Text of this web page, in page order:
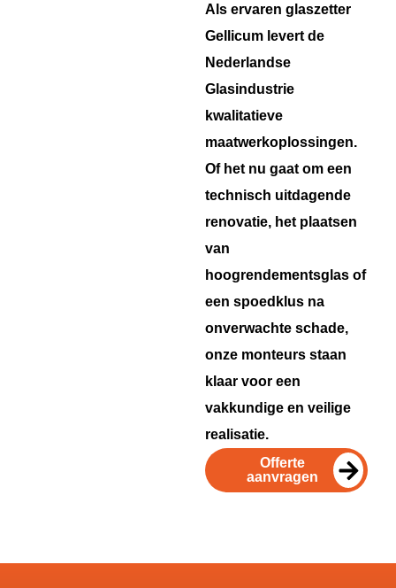
Als ervaren glaszetter
Gellicum levert de
Nederlandse
Glasindustrie
kwalitatieve
maatwerkoplossingen.
Of het nu gaat om een
technisch uitdagende
renovatie, het plaatsen
van
hoogrendementsglas of
een spoedklus na
onverwachte schade,
onze monteurs staan
klaar voor een
vakkundige en veilige
realisatie.
Offerte
aanvragen